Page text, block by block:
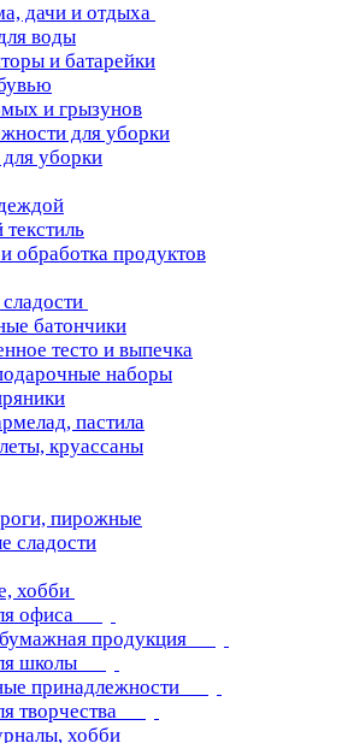
дачи и отдыха
воды
и батарейки
и грызунов
для уборки
уборки
обработка продуктов
батончики
тесто и выпечка
наборы
пастила
круассаны
пирожные
сладости
хобби
офиса
продукция
школы
принадлежности
творчества
хобби